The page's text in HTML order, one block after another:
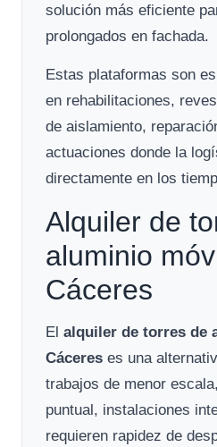
solución más eficiente
prolongados en fachada.
Estas plataformas son
en rehabilitaciones,
de aislamiento,
actuaciones donde la
directamente en los
Alquiler de
aluminio
Cáceres
El alquiler de torres de
Cáceres es una
trabajos de menor
puntual, instalaciones
requieren rapidez de